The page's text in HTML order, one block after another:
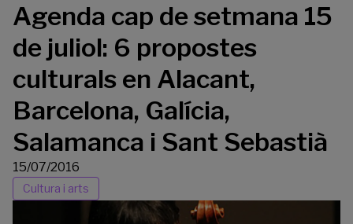
Agenda cap de setmana 15
de juliol: 6 propostes
culturals en Alacant,
Barcelona, Galícia,
Salamanca i Sant Sebastià
15/07/2016
Cultura i arts